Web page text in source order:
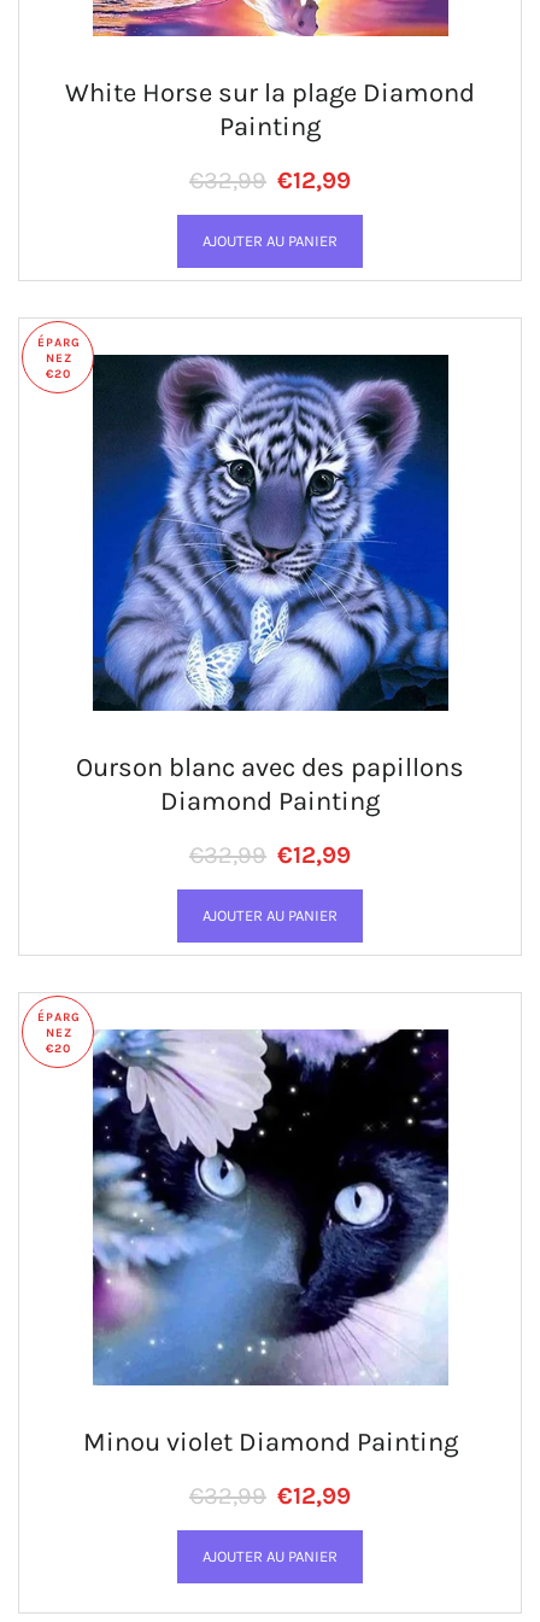
White Horse sur la plage Diamond
Painting
Prix régulier
€32,99 PRIX RÉDUIT
€12,99
ÉPARG
NEZ
€20
Ourson blanc avec des papillons
Diamond Painting
Prix régulier
€32,99 PRIX RÉDUIT
€12,99
ÉPARG
NEZ
€20
Minou violet Diamond Painting
Prix régulier
€32,99 PRIX RÉDUIT
€12,99